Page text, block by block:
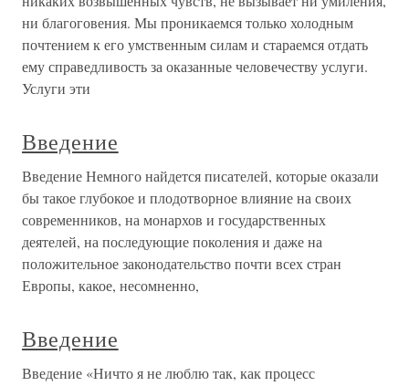
ни благоговения. Мы проникаемся только холодным
почтением к его умственным силам и стараемся отдать
ему справедливость за оказанные человечеству услуги.
Услуги эти
Введение
Введение Немного найдется писателей, которые оказали
бы такое глубокое и плодотворное влияние на своих
современников, на монархов и государственных
деятелей, на последующие поколения и даже на
положительное законодательство почти всех стран
Европы, какое, несомненно,
Введение
Введение «Ничто я не люблю так, как процесс